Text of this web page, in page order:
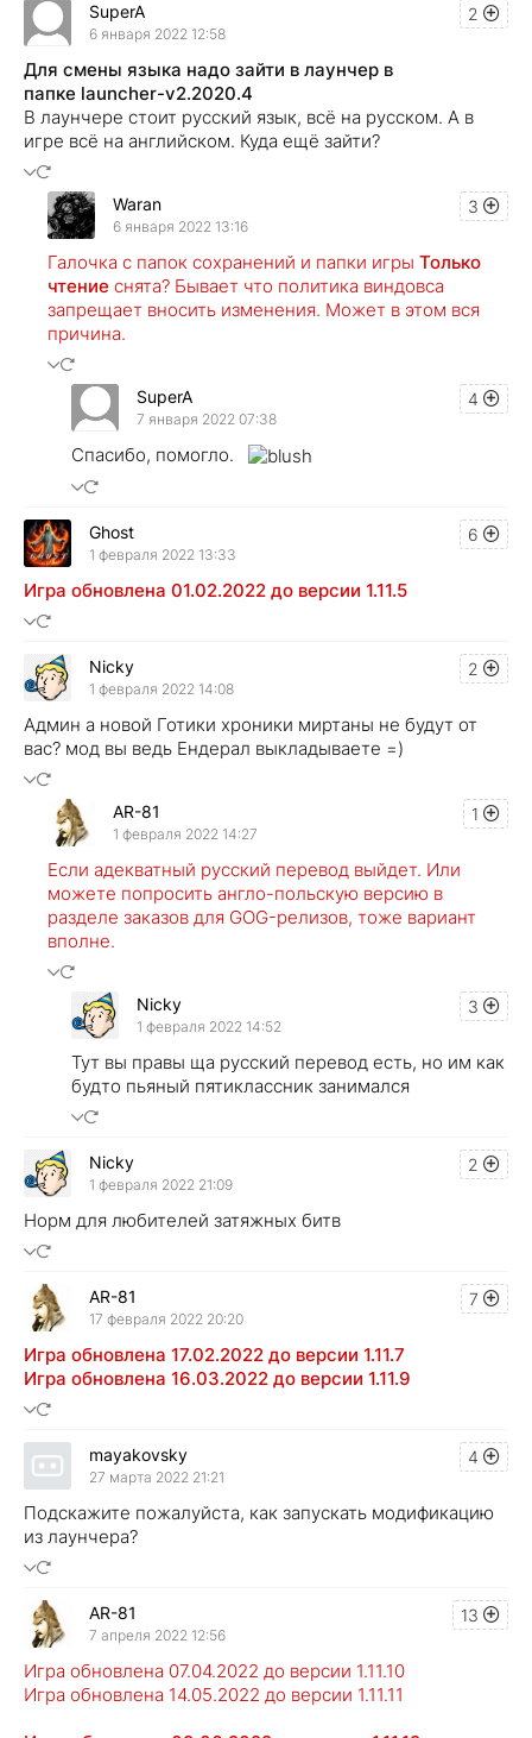
2
SuperA
6 января 2022 12:58
Для смены языка надо зайти в лаунчер в
папке launcher-v2.2020.4
В лаунчере стоит русский язык, всё на русском. А в
игре всё на английском. Куда ещё зайти?
3
Waran
6 января 2022 13:16
Галочка с папок сохранений и папки игры Только
чтение снята? Бывает что политика виндовса
запрещает вносить изменения. Может в этом вся
причина.
4
SuperA
7 января 2022 07:38
Спасибо, помогло.
6
Ghost
1 февраля 2022 13:33
Игра обновлена 01.02.2022 до версии 1.11.5
2
Nicky
1 февраля 2022 14:08
Админ а новой Готики хроники миртаны не будут от
вас? мод вы ведь Ендерал выкладываете =)
1
AR-81
1 февраля 2022 14:27
Если адекватный русский перевод выйдет. Или
можете попросить англо-польскую версию в
разделе заказов для GOG-релизов, тоже вариант
вполне.
3
Nicky
1 февраля 2022 14:52
Тут вы правы ща русский перевод есть, но им как
будто пьяный пятиклассник занимался
2
Nicky
1 февраля 2022 21:09
Норм для любителей затяжных битв
7
AR-81
17 февраля 2022 20:20
Игра обновлена 17.02.2022 до версии 1.11.7
Игра обновлена 16.03.2022 до версии 1.11.9
4
mayakovsky
27 марта 2022 21:21
Подскажите пожалуйста, как запускать модификацию
из лаунчера?
13
AR-81
7 апреля 2022 12:56
Игра обновлена 07.04.2022 до версии 1.11.10
Игра обновлена 14.05.2022 до версии 1.11.11